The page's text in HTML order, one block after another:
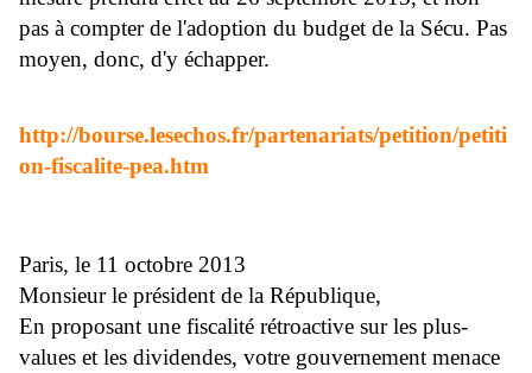
pas à compter de l'adoption du budget de la Sécu. Pas
moyen, donc, d'y échapper.
http://bourse.lesechos.fr/partenariats/petition/petiti
on-fiscalite-pea.htm
Paris, le 11 octobre 2013
Monsieur le président de la République,
En proposant une fiscalité rétroactive sur les plus-
values et les dividendes, votre gouvernement menace